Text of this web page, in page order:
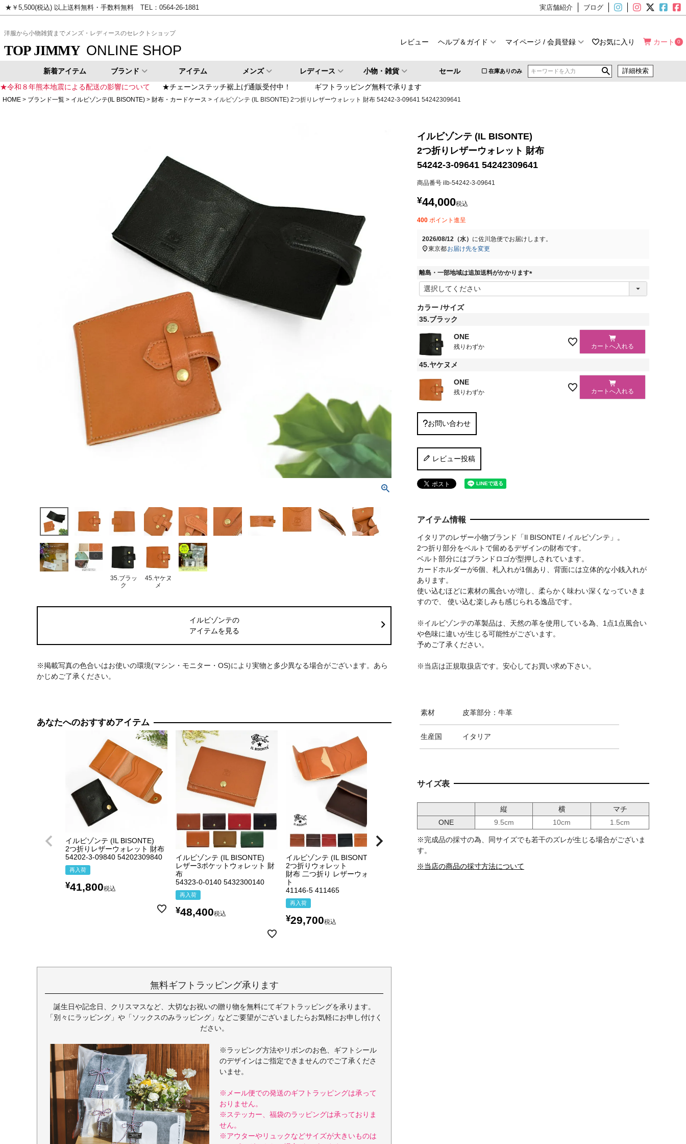
★￥5,500(税込) 以上送料無料・手数料無料 TEL：0564-26-1881 実店舗紹介 ブログ
洋服から小物雑貨までメンズ・レディースのセレクトショップ
TOP JIMMY ONLINE SHOP
レビュー ヘルプ＆ガイド マイページ / 会員登録 お気に入り カート 0
新着アイテム ブランド アイテム メンズ レディース 小物・雑貨 セール 在庫ありのみ 詳細検索
ピンク
イエロー ゴールド
★令和８年熊本地震による配送の影響について ★チェーンステッチ裾上げ通販受付中！ ギフトラッピング無料で承ります
HOME ブランド一覧 イルビゾンテ(IL BISONTE) 財布・カードケース イルビゾンテ (IL BISONTE) 2つ折りレザーウォレット 財布 54242-3-09641 54242309641
35.ブラッ
ク
45.ヤケヌ
メ
イルビゾンテの
アイテムを見る
※掲載写真の色合いはお使いの環境(マシン・モニター・OS)により実物と多少異なる場合がございます。あら
かじめご了承ください。
あなたへのおすすめアイテム
イルビゾンテ (IL BISONTE)
2つ折りレザーウォレット 財布
54202-3-09840 54202309840
再入荷
¥41,800税込
イルビゾンテ (IL BISONTE)
レザー3ポケットウォレット 財
布
54323-0-0140 5432300140
再入荷
¥48,400税込
イルビゾンテ (IL BISONTE)
2つ折りウォレット
財布 二つ折り レザーウォレッ
ト
41146-5 411465
再入荷
¥29,700税込
2つ折り レザーウォレット 財布
2つ折りウォレット
無料ギフトラッピング承ります
誕生日や記念日、クリスマスなど、大切なお祝いの贈り物を無料にてギフトラッピングを承ります。
「別々にラッピング」や「ソックスのみラッピング」などご要望がございましたらお気軽にお申し付けく
ださい。
※ラッピング方法やリボンのお色、ギフトシール
のデザインはご指定できませんのでご了承くださ
いませ。
※メール便での発送のギフトラッピングは承って
おりません。
※ステッカー、福袋のラッピングは承っておりま
せん。
※アウターやリュックなどサイズが大きいものは
イルビゾンテ (IL BISONTE)
2つ折りレザーウォレット 財布
54242-3-09641 54242309641
商品番号 ilb-54242-3-09641
¥44,000税込
400 ポイント進呈
2026/08/12（水） に佐川急便でお届けします。
東京都お届け先を変更
離島・一部地域は追加送料がかかります
(
カラー サイズ
35.ブラック
ONE
残りわずか カートへ入れる
45.ヤケヌメ
ONE
残りわずか カートへ入れる
お問い合わせ
レビュー投稿
アイテム情報
イタリアのレザー小物ブランド「Il BISONTE / イルビゾンテ」。
2つ折り部分をベルトで留めるデザインの財布です。
ベルト部分にはブランドロゴが型押しされています。
カードホルダーが6個、札入れが1個あり、背面には立体的な小銭入れが
あります。
使い込むほどに素材の風合いが増し、柔らかく味わい深くなっていきま
すので、 使い込む楽しみも感じられる逸品です。
※イルビゾンテの革製品は、天然の革を使用している為、1点1点風合い
や色味に違いが生じる可能性がございます。
予めご了承ください。
※当店は正規取扱店です。安心してお買い求め下さい。
素材 皮革部分：牛革
生産国 イタリア
サイズ表
縦 横
マチ
ONE
9.5cm 10cm 1.5cm
※完成品の採寸の為、同サイズでも若干のズレが生じる場合がございま
す。
※当店の商品の採寸方法について